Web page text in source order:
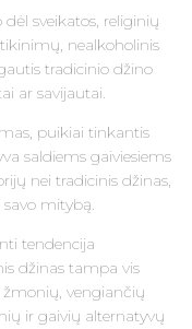
sveikatos, religinių
nealkoholinis
tradicinio džino
ar savijautai.
puikiai tinkantis
saldiems gaiviesiems
nei tradicinis džinas,
mitybą.
tendencija
džinas tampa vis
vengiančių
ir gaivių alternatyvų